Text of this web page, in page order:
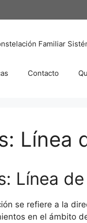
Familiar
Contacto
Línea
Línea
se refiere a la
en el ámbito